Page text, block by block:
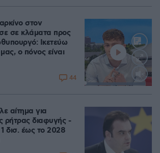
Loaded
στον
σε κλάματα προς
Ικετεύω
ο πόνος είναι
44
αίτημα για
ρήτρας διαφυγής -
δισ. έως το 2028